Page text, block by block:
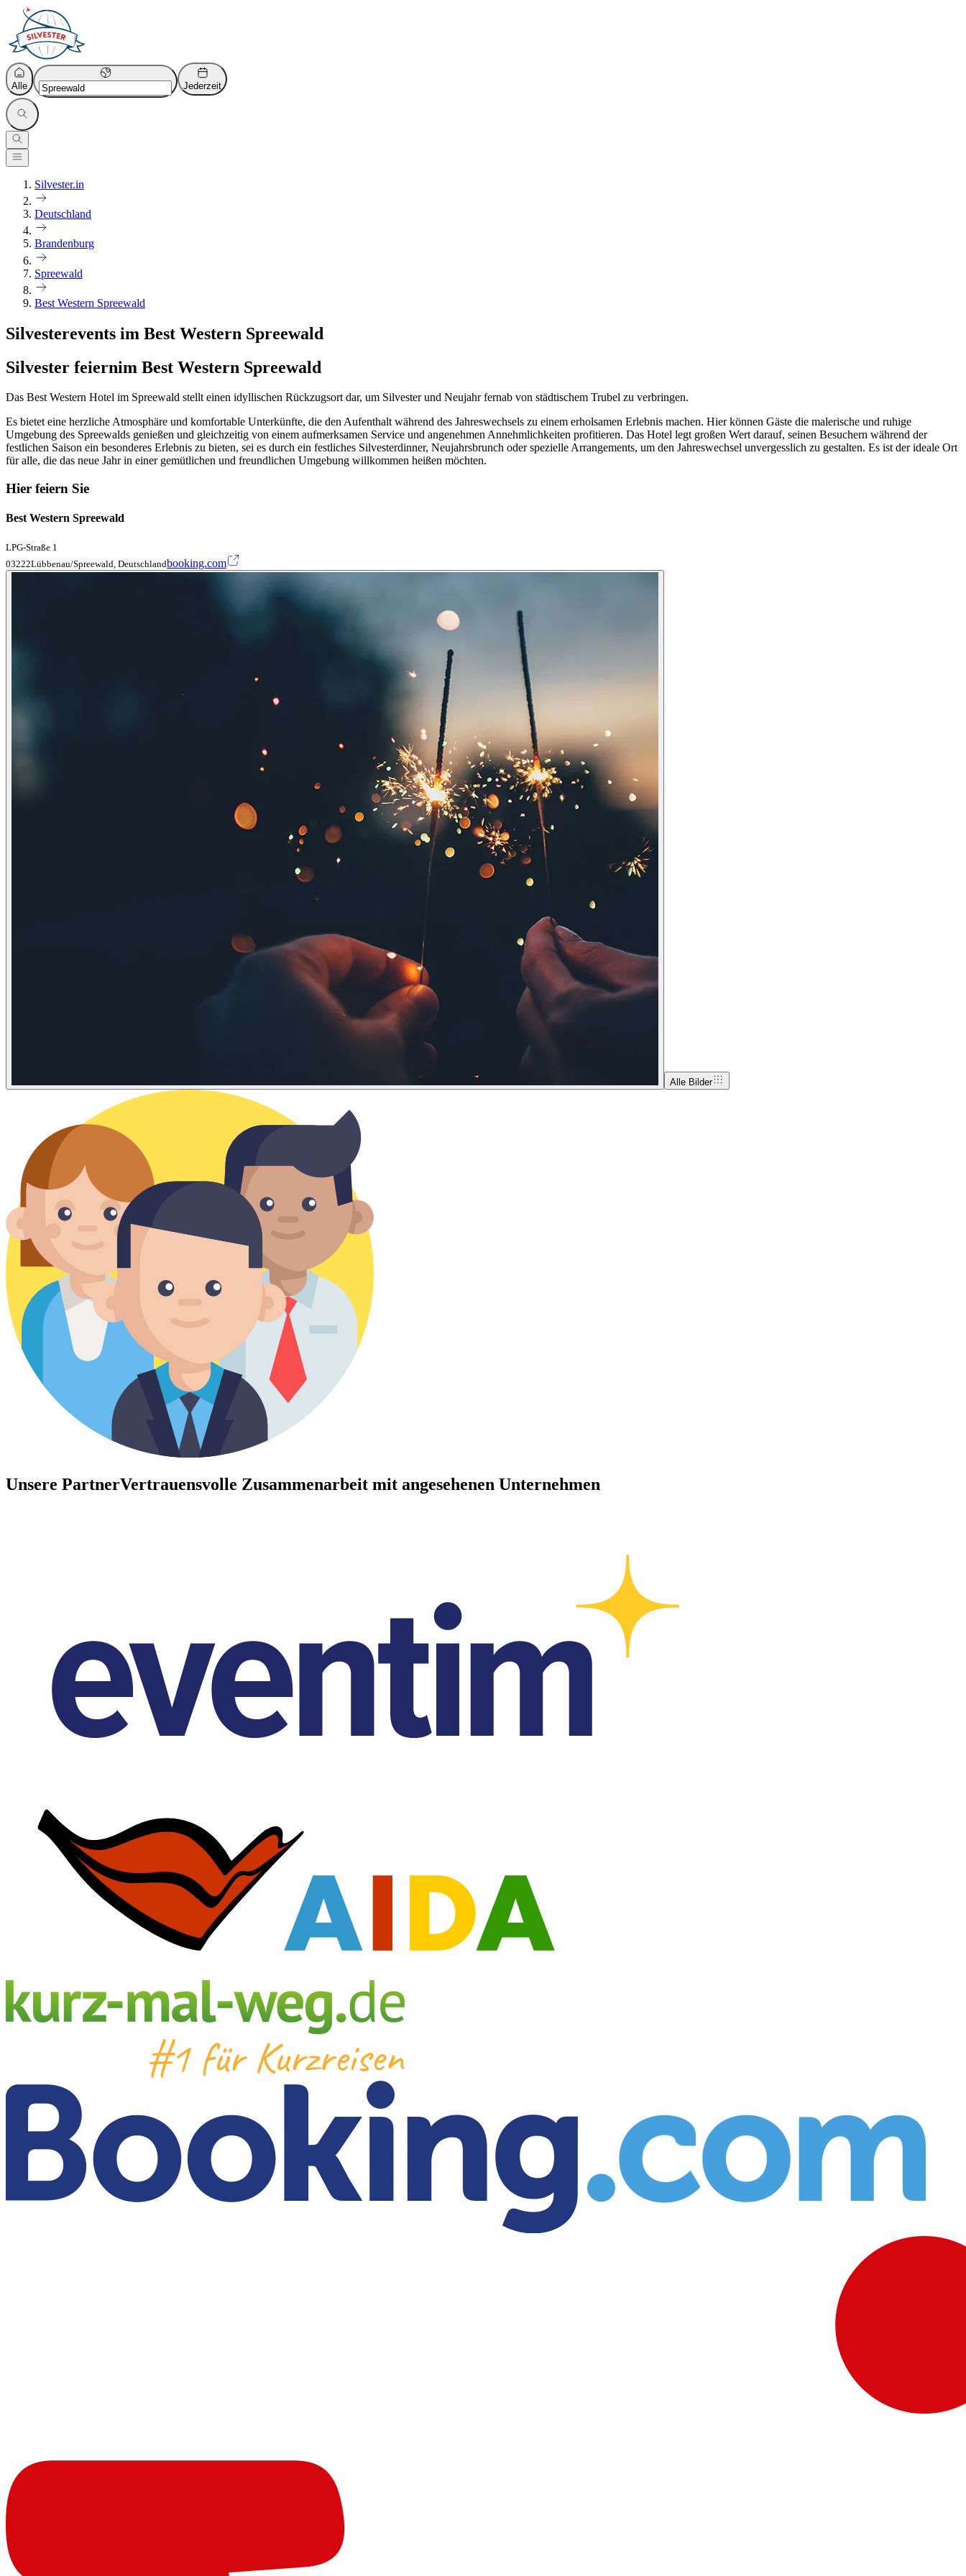
Alle Jederzeit
Silvester.in
Deutschland
Brandenburg
Spreewald
Best Western Spreewald
Silvesterevents im Best Western Spreewald
Silvester feiernim Best Western Spreewald
Das Best Western Hotel im Spreewald stellt einen idyllischen Rückzugsort dar, um Silvester und Neujahr fernab von städtischem Trubel zu verbringen.
Es bietet eine herzliche Atmosphäre und komfortable Unterkünfte, die den Aufenthalt während des Jahreswechsels zu einem erholsamen Erlebnis machen. Hier können Gäste die malerische und ruhige
Umgebung des Spreewalds genießen und gleichzeitig von einem aufmerksamen Service und angenehmen Annehmlichkeiten profitieren. Das Hotel legt großen Wert darauf, seinen Besuchern während der
festlichen Saison ein besonderes Erlebnis zu bieten, sei es durch ein festliches Silvesterdinner, Neujahrsbrunch oder spezielle Arrangements, um den Jahreswechsel unvergesslich zu gestalten. Es ist der ideale Ort
für alle, die das neue Jahr in einer gemütlichen und freundlichen Umgebung willkommen heißen möchten.
Hier feiern Sie
Best Western Spreewald
LPG-Straße 1
03222Lübbenau/Spreewald, Deutschlandbooking.com
Alle Bilder
Unsere PartnerVertrauensvolle Zusammenarbeit mit angesehenen Unternehmen